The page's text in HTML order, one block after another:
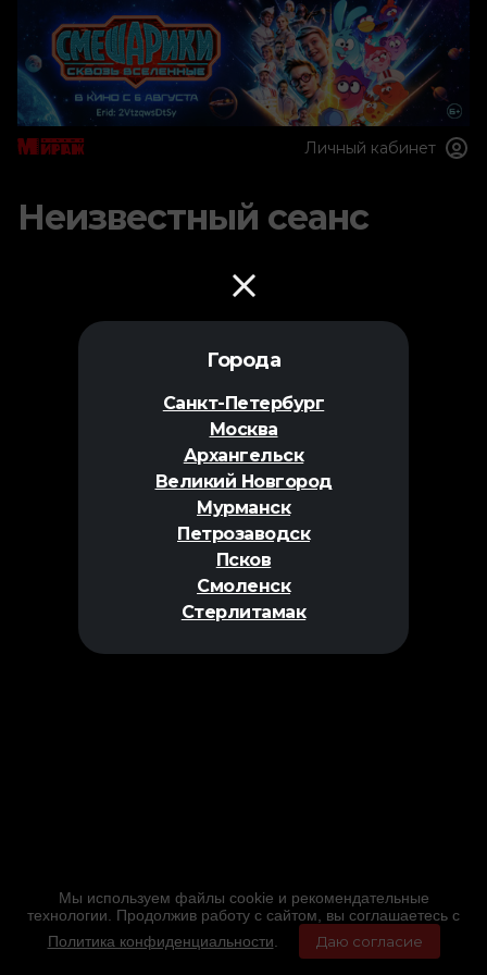
Города
Санкт-Петербург
Москва
Архангельск
Великий Новгород
Мурманск
Петрозаводск
Псков
Смоленск
Стерлитамак
Личный кабинет
Неизвестный сеанс
Мы используем файлы cookie и рекомендательные
технологии. Продолжив работу с сайтом, вы соглашаетесь с
Политика конфиденциальности
Даю согласие